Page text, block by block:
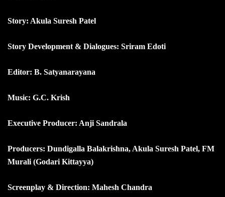
Story: Akula Suresh Patel
Story Development & Dialogues: Sriram Edoti
Editor: B. Satyanarayana
Music: G.C. Krish
Executive Producer: Anji Sandrala
Producers: Dundigalla Balakrishna, Akula Suresh Patel, FM
Murali (Godari Kittayya)
Screenplay & Direction: Mahesh Chandra